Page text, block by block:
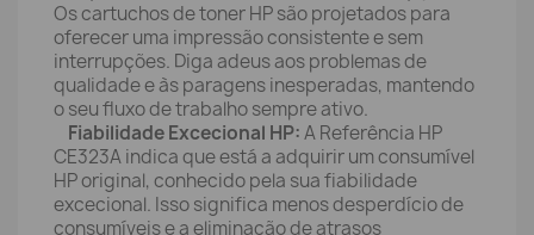
Os cartuchos de toner HP são projetados para
oferecer uma impressão consistente e sem
interrupções. Diga adeus aos problemas de
qualidade e às paragens inesperadas, mantendo
o seu fluxo de trabalho sempre ativo.
Fiabilidade Excecional HP:A Referência HP
CE323A indica que está a adquirir um consumível
HP original, conhecido pela sua fiabilidade
excecional. Isso significa menos desperdício de
consumíveis e a eliminação de atrasos